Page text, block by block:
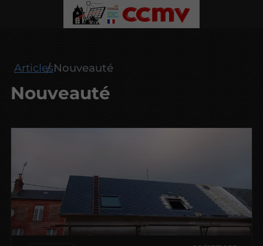
ArticlesNouveauté
Nouveauté